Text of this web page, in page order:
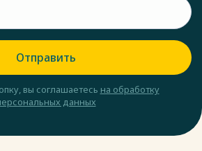
Отправить
вы соглашаетесь на обработку
данных